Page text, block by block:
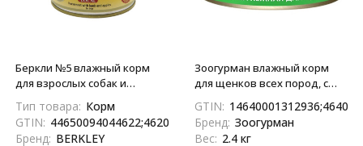
Беркли №5 влажный корм
для взрослых собак и
яблоками - 200 г x 6 шт
Тип товара: Корм
GTIN: 44650094044622;4620207834916;4650094044624
Бренд: BERKLEY
Зоогурман влажный корм
для щенков всех пород, с
24 шт
GTIN:
Бренд: Зоогурман
Вес: 2.4 кг